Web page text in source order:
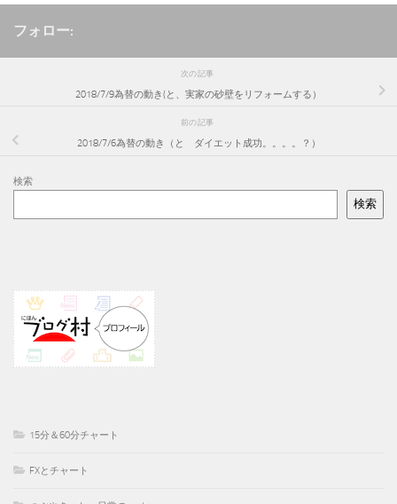
フォロー:
次の記事
2018/7/9為替の動き(と、実家の砂壁をリフォームする）
前の記事
2018/7/6為替の動き（と ダイエット成功。。。。？）
検索
検索
15分＆60分チャート
FXとチャート